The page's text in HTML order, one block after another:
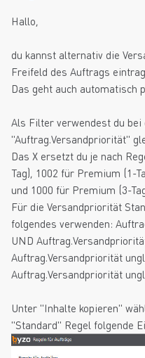
Hallo,
du kannst alternativ die
Freifeld des Auftrags
Das geht auch automatisch
Als Filter verwendest du bei
"Auftrag.Versandpriorität"
Das X ersetzt du je nach
Tag), 1002 für Premium (1-
und 1000 für Premium (3-
Für die Versandpriorität
folgendes verwenden:
UND
Auftrag.Versandpriorität
Auftrag.Versandpriorität
Unter "Inhalte kopieren"
"Standard" Regel folgende